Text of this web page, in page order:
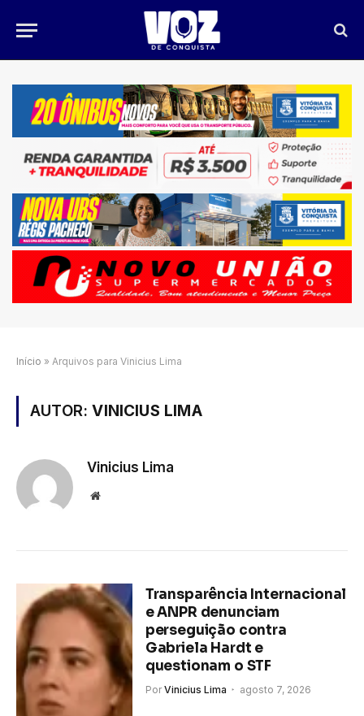
Início » Arquivos para Vinicius Lima
AUTOR:VINICIUS LIMA
Vinicius Lima
Site
Transparência Internacional
e ANPR denunciam
perseguição contra
Gabriela Hardt e
questionam o STF
Por Vinicius Lima agosto 7, 2026